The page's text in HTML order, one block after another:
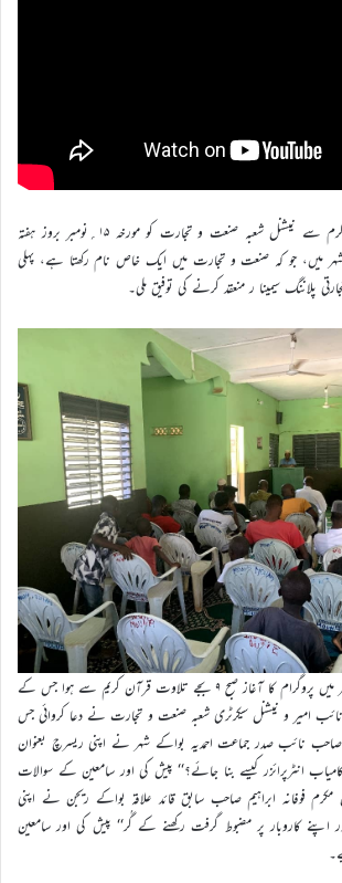
خدا تعالیٰ کے فضل و کرم سے نیشنل شعبہ صنعت و تجارت کو مورخہ ۱۵؍نومبر بروز ہفتہ
میں، جو کہ صنعت و تجارت میں ایک خاص نام رکھتا ہے، پہلی
پلاننگ سیمینا ر منعقد کرنے کی توفیق ملی۔
مسجد فضل عمر بواکے شہر میں پروگرام کا آغاز صبح ۹ بجے تلاوت قرآن کریم سے ہوا جس کے
امیر و نیشنل سیکرٹری شعبہ صنعت و تجارت نے دعا کروائی جس
صاحب نائب صدر جماعت احمدیہ بواکے شہر نے اپنی ریسرچ بعنوان
انٹرپرائزر کیسے بنا جائے؟‘‘ پیش کی اور سامعین کے سوالات
فوفانہ ابراہیم صاحب سابق قائد علاقہ بواکے ریجن نے اپنی
اپنے کاروبار پر مضبوط گرفت رکھنے کے گُر‘‘ پیش کی اور سامعین